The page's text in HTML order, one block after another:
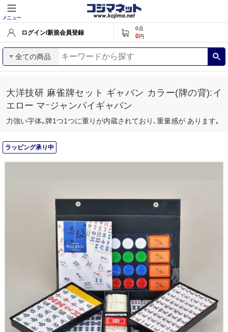
メニュー
ログイン/新規会員登録
0点
0円
全ての商品
大洋技研 麻雀牌セット ギャバン カラー(牌の背):イ
エロー マｰジャンパイギャバン
力強い字体｡牌1つ1つに重りが内蔵されており､重量感が あります｡
ラッピング承り中